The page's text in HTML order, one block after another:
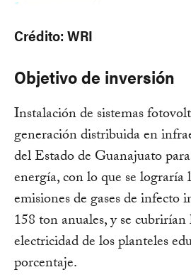
Crédito: WRI
Objetivo de inversión
Instalación de sistemas
generación distribuida en
del Estado de Guanajuato
energía, con lo que se lograría
emisiones de gases de
158 ton anuales, y se cubrirían
electricidad de los planteles
porcentaje.